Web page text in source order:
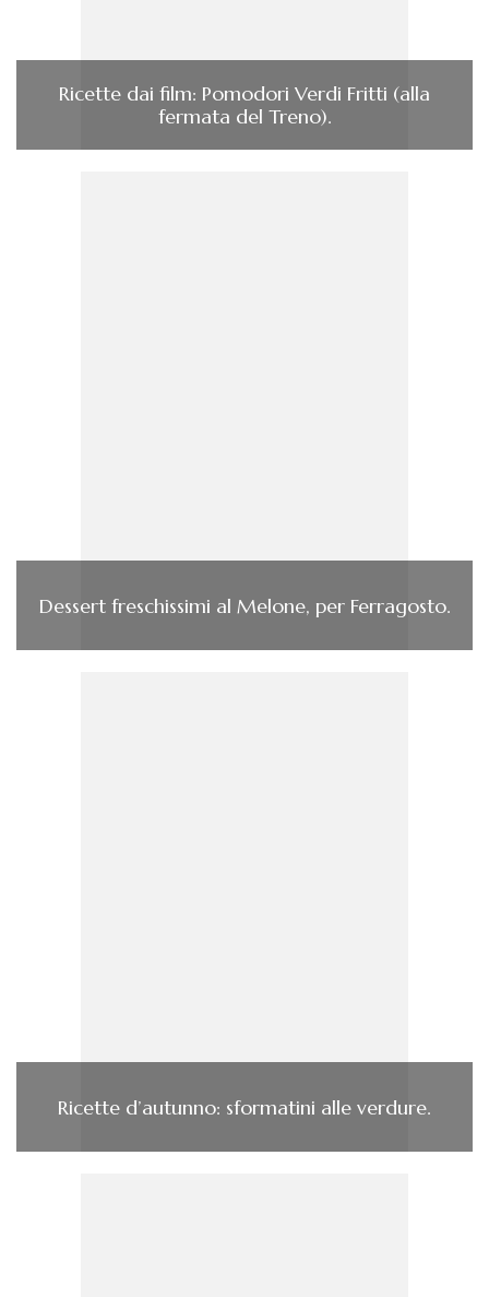
Ricette dai film: Pomodori Verdi Fritti (alla
fermata del Treno).
Dessert freschissimi al Melone, per Ferragosto.
Ricette d’autunno: sformatini alle verdure.